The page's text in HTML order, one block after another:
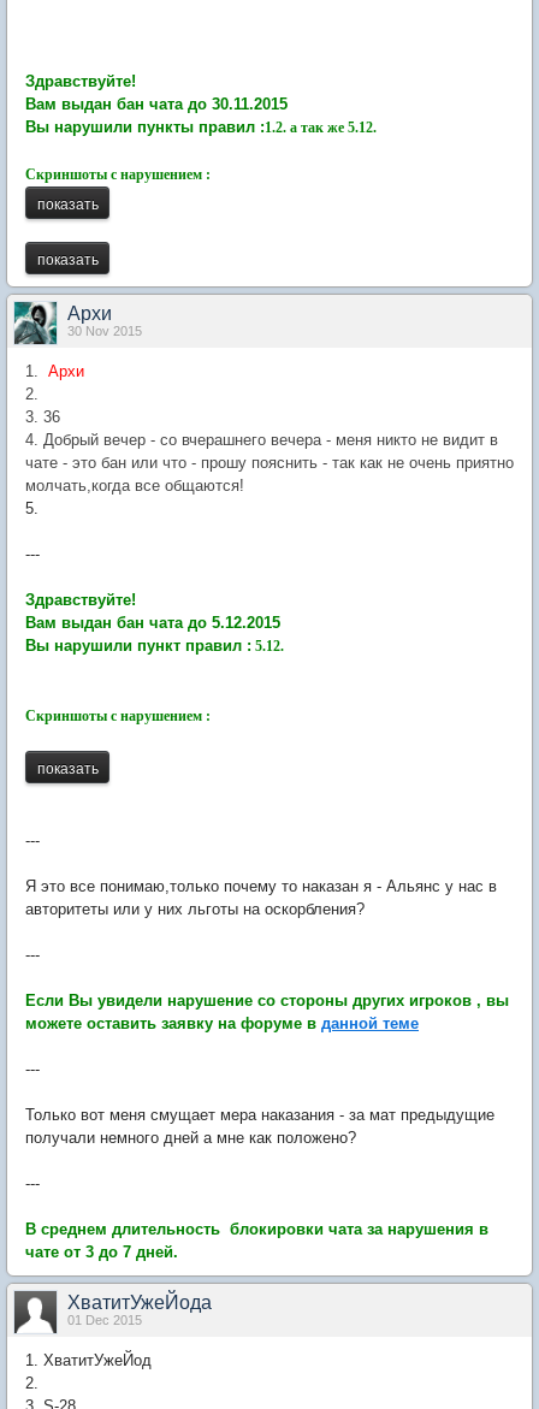
Здравствуйте!
Вам выдан бан чата до 30.11.2015
Вы нарушили пункты правил :1.2. а так же 5.12.
Скриншоты с нарушением :
Архи
30 Nov 2015
1. Архи
2.
3. 36
4. Добрый вечер - со вчерашнего вечера - меня никто не видит в
чате - это бан или что - прошу пояснить - так как не очень приятно
молчать,когда все общаются!
5.
---
Здравствуйте!
Вам выдан бан чата до 5.12.2015
Вы нарушили пункт правил : 5.12.
Скриншоты с нарушением :
---
Я это все понимаю,только почему то наказан я - Альянс у нас в
авторитеты или у них льготы на оскорбления?
---
Если Вы увидели нарушение со стороны других игроков , вы
можете оставить заявку на форуме в данной теме
---
Только вот меня смущает мера наказания - за мат предыдущие
получали немного дней а мне как положено?
---
В среднем длительность блокировки чата за нарушения в
чате от 3 до 7 дней.
ХватитУжеЙода
01 Dec 2015
1. ХватитУжеЙод
2.